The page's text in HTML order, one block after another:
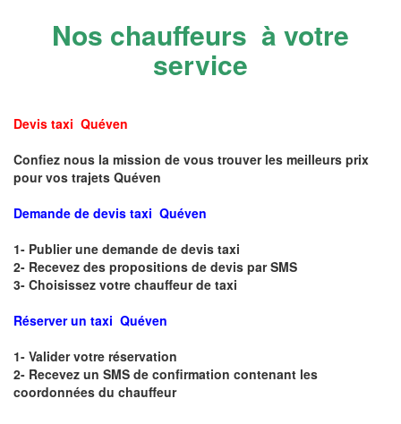
Nos chauffeurs à votre
service
Devis taxi Quéven
Confiez nous la mission de vous trouver les meilleurs prix
pour vos trajets Quéven
Demande de devis taxi Quéven
1- Publier une demande de devis taxi
2- Recevez des propositions de devis par SMS
3- Choisissez votre chauffeur de taxi
Réserver un taxi Quéven
1- Valider votre réservation
2- Recevez un SMS de confirmation contenant les
coordonnées du chauffeur